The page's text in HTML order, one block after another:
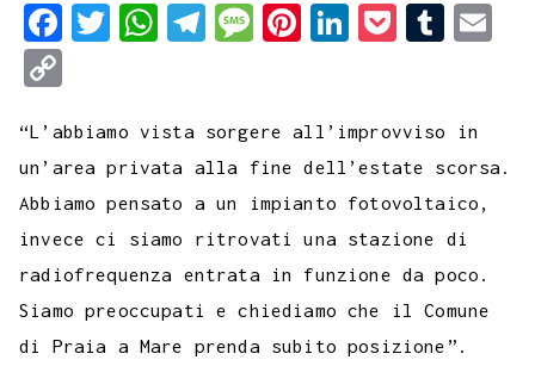
F
e
b
o
o
k
T
t
t
e
r
W
t
s
A
p
p
T
e
g
r
a
m
M
s
a
g
e
P
t
e
r
e
s
t
L
k
e
d
I
n
k
e
t
T
b
l
r
l
p
y
L
i
k
“L’abbiamo vista sorgere all’improvviso in
un’area privata alla fine dell’estate scorsa.
Abbiamo pensato a un impianto fotovoltaico,
invece ci siamo ritrovati una stazione di
radiofrequenza entrata in funzione da poco.
Siamo preoccupati e chiediamo che il Comune
di Praia a Mare prenda subito posizione”.